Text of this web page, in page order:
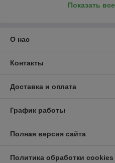
Показать
О нас
Контакты
Доставка и оплата
График работы
Полная версия сайта
Политика обработки cookies